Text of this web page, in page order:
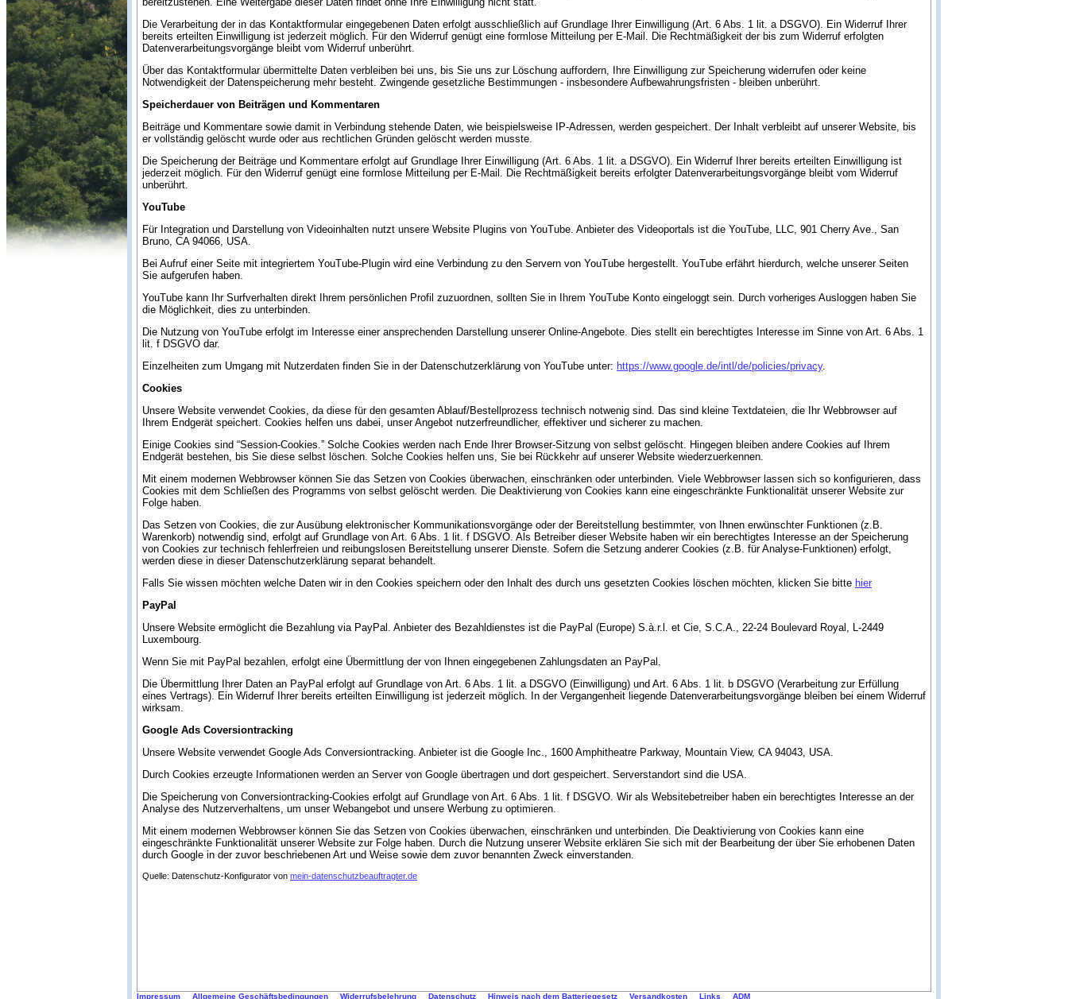
Die Verarbeitung der in das Kontaktformular eingegebenen Daten erfolgt ausschließlich auf Grundlage Ihrer Einwilligung (Art. 6 Abs. 1 lit. a DSGVO). Ein Widerruf Ihrer
bereits erteilten Einwilligung ist jederzeit möglich. Für den Widerruf genügt eine formlose Mitteilung per E-Mail. Die Rechtmäßigkeit der bis zum Widerruf erfolgten
Datenverarbeitungsvorgänge bleibt vom Widerruf unberührt.
Über das Kontaktformular übermittelte Daten verbleiben bei uns, bis Sie uns zur Löschung auffordern, Ihre Einwilligung zur Speicherung widerrufen oder keine
Notwendigkeit der Datenspeicherung mehr besteht. Zwingende gesetzliche Bestimmungen - insbesondere Aufbewahrungsfristen - bleiben unberührt.
Speicherdauer von Beiträgen und Kommentaren
Beiträge und Kommentare sowie damit in Verbindung stehende Daten, wie beispielsweise IP-Adressen, werden gespeichert. Der Inhalt verbleibt auf unserer Website, bis
er vollständig gelöscht wurde oder aus rechtlichen Gründen gelöscht werden musste.
Die Speicherung der Beiträge und Kommentare erfolgt auf Grundlage Ihrer Einwilligung (Art. 6 Abs. 1 lit. a DSGVO). Ein Widerruf Ihrer bereits erteilten Einwilligung ist
jederzeit möglich. Für den Widerruf genügt eine formlose Mitteilung per E-Mail. Die Rechtmäßigkeit bereits erfolgter Datenverarbeitungsvorgänge bleibt vom Widerruf
unberührt.
YouTube
Für Integration und Darstellung von Videoinhalten nutzt unsere Website Plugins von YouTube. Anbieter des Videoportals ist die YouTube, LLC, 901 Cherry Ave., San
Bruno, CA 94066, USA.
Bei Aufruf einer Seite mit integriertem YouTube-Plugin wird eine Verbindung zu den Servern von YouTube hergestellt. YouTube erfährt hierdurch, welche unserer Seiten
Sie aufgerufen haben.
YouTube kann Ihr Surfverhalten direkt Ihrem persönlichen Profil zuzuordnen, sollten Sie in Ihrem YouTube Konto eingeloggt sein. Durch vorheriges Ausloggen haben Sie
die Möglichkeit, dies zu unterbinden.
Die Nutzung von YouTube erfolgt im Interesse einer ansprechenden Darstellung unserer Online-Angebote. Dies stellt ein berechtigtes Interesse im Sinne von Art. 6 Abs. 1
lit. f DSGVO dar.
Einzelheiten zum Umgang mit Nutzerdaten finden Sie in der Datenschutzerklärung von YouTube unter: https://www.google.de/intl/de/policies/privacy.
Cookies
Unsere Website verwendet Cookies, da diese für den gesamten Ablauf/Bestellprozess technisch notwenig sind. Das sind kleine Textdateien, die Ihr Webbrowser auf
Ihrem Endgerät speichert. Cookies helfen uns dabei, unser Angebot nutzerfreundlicher, effektiver und sicherer zu machen.
Einige Cookies sind “Session-Cookies.” Solche Cookies werden nach Ende Ihrer Browser-Sitzung von selbst gelöscht. Hingegen bleiben andere Cookies auf Ihrem
Endgerät bestehen, bis Sie diese selbst löschen. Solche Cookies helfen uns, Sie bei Rückkehr auf unserer Website wiederzuerkennen.
Mit einem modernen Webbrowser können Sie das Setzen von Cookies überwachen, einschränken oder unterbinden. Viele Webbrowser lassen sich so konfigurieren, dass
Cookies mit dem Schließen des Programms von selbst gelöscht werden. Die Deaktivierung von Cookies kann eine eingeschränkte Funktionalität unserer Website zur
Folge haben.
Das Setzen von Cookies, die zur Ausübung elektronischer Kommunikationsvorgänge oder der Bereitstellung bestimmter, von Ihnen erwünschter Funktionen (z.B.
Warenkorb) notwendig sind, erfolgt auf Grundlage von Art. 6 Abs. 1 lit. f DSGVO. Als Betreiber dieser Website haben wir ein berechtigtes Interesse an der Speicherung
von Cookies zur technisch fehlerfreien und reibungslosen Bereitstellung unserer Dienste. Sofern die Setzung anderer Cookies (z.B. für Analyse-Funktionen) erfolgt,
werden diese in dieser Datenschutzerklärung separat behandelt.
Falls Sie wissen möchten welche Daten wir in den Cookies speichern oder den Inhalt des durch uns gesetzten Cookies löschen möchten, klicken Sie bitte hier
PayPal
Unsere Website ermöglicht die Bezahlung via PayPal. Anbieter des Bezahldienstes ist die PayPal (Europe) S.à.r.l. et Cie, S.C.A., 22-24 Boulevard Royal, L-2449
Luxembourg.
Wenn Sie mit PayPal bezahlen, erfolgt eine Übermittlung der von Ihnen eingegebenen Zahlungsdaten an PayPal.
Die Übermittlung Ihrer Daten an PayPal erfolgt auf Grundlage von Art. 6 Abs. 1 lit. a DSGVO (Einwilligung) und Art. 6 Abs. 1 lit. b DSGVO (Verarbeitung zur Erfüllung
eines Vertrags). Ein Widerruf Ihrer bereits erteilten Einwilligung ist jederzeit möglich. In der Vergangenheit liegende Datenverarbeitungsvorgänge bleiben bei einem Widerruf
wirksam.
Google Ads Coversiontracking
Unsere Website verwendet Google Ads Conversiontracking. Anbieter ist die Google Inc., 1600 Amphitheatre Parkway, Mountain View, CA 94043, USA.
Durch Cookies erzeugte Informationen werden an Server von Google übertragen und dort gespeichert. Serverstandort sind die USA.
Die Speicherung von Conversiontracking-Cookies erfolgt auf Grundlage von Art. 6 Abs. 1 lit. f DSGVO. Wir als Websitebetreiber haben ein berechtigtes Interesse an der
Analyse des Nutzerverhaltens, um unser Webangebot und unsere Werbung zu optimieren.
Mit einem modernen Webbrowser können Sie das Setzen von Cookies überwachen, einschränken und unterbinden. Die Deaktivierung von Cookies kann eine
eingeschränkte Funktionalität unserer Website zur Folge haben. Durch die Nutzung unserer Website erklären Sie sich mit der Bearbeitung der über Sie erhobenen Daten
durch Google in der zuvor beschriebenen Art und Weise sowie dem zuvor benannten Zweck einverstanden.
Quelle: Datenschutz-Konfigurator von mein-datenschutzbeauftragter.de
Impressum Allgemeine Geschäftsbedingungen Widerrufsbelehrung Datenschutz Hinweis nach dem Batteriegesetz Versandkosten Links ADM